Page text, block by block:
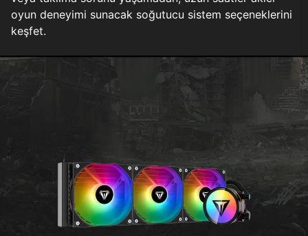
oyun deneyimi sunacak soğutucu sistem seçeneklerini
keşfet.